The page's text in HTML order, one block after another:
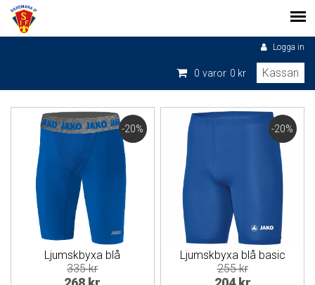
Logga in
0 varor 0 kr Kassan
-20%
Ljumskbyxa blå
335 kr
-20%
Ljumskbyxa blå basic
255 kr